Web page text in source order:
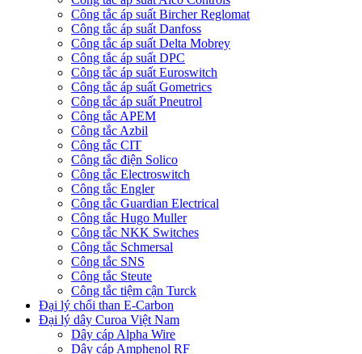
Công tắc áp suất Bircher Reglomat
Công tắc áp suất Danfoss
Công tắc áp suất Delta Mobrey
Công tắc áp suất DPC
Công tắc áp suất Euroswitch
Công tắc áp suất Gometrics
Công tắc áp suất Pneutrol
Công tắc APEM
Công tắc Azbil
Công tắc CIT
Công tắc điện Solico
Công tắc Electroswitch
Công tắc Engler
Công tắc Guardian Electrical
Công tắc Hugo Muller
Công tắc NKK Switches
Công tắc Schmersal
Công tắc SNS
Công tắc Steute
Công tắc tiệm cận Turck
Đại lý chổi than E-Carbon
Đại lý dây Curoa Việt Nam
Dây cáp Alpha Wire
Dây cáp Amphenol RF